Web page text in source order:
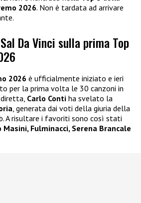
2026. Non è tardata ad arrivare
Da Vinci sulla prima Top
2026 è ufficialmente iniziato e ieri
per la prima volta le 30 canzoni in
Carlo Conti ha svelato la
, generata dai voti della giuria della
A risultare i favoriti sono così stati
Masini, Fulminacci, Serena Brancale